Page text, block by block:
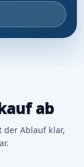
ab
der Ablauf klar,